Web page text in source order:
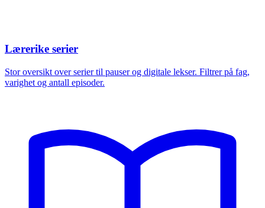
Lærerike serier
Stor oversikt over serier til pauser og digitale lekser. Filtrer på fag,
varighet og antall episoder.